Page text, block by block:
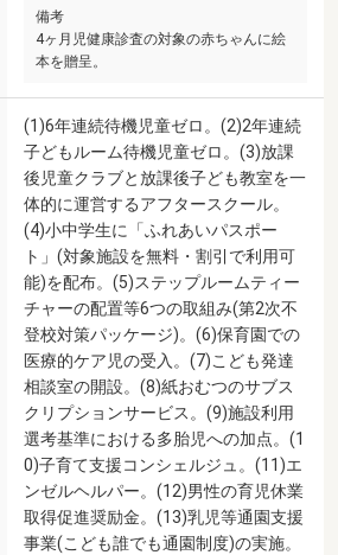
備考
4ヶ月児健康診査の対象の赤ちゃんに絵
本を贈呈。
(1)6年連続待機児童ゼロ。(2)2年連続
子どもルーム待機児童ゼロ。(3)放課
後児童クラブと放課後子ども教室を一
体的に運営するアフタースクール。
(4)小中学生に「ふれあいパスポー
ト」(対象施設を無料・割引で利用可
能)を配布。(5)ステップルームティー
チャーの配置等6つの取組み(第2次不
登校対策パッケージ)。(6)保育園での
医療的ケア児の受入。(7)こども発達
相談室の開設。(8)紙おむつのサブス
クリプションサービス。(9)施設利用
選考基準における多胎児への加点。(1
0)子育て支援コンシェルジュ。(11)エ
ンゼルヘルパー。(12)男性の育児休業
取得促進奨励金。(13)乳児等通園支援
事業(こども誰でも通園制度)の実施。